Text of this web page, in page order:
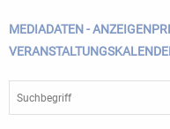
MEDIADATEN -